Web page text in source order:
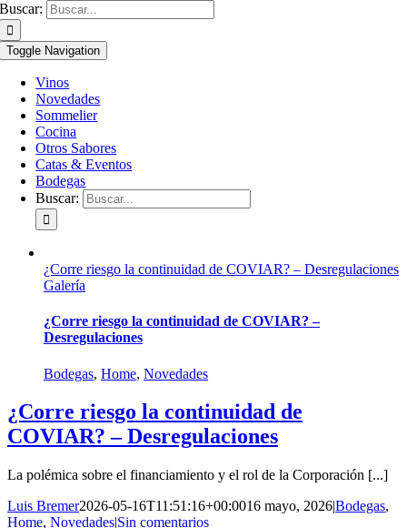
Buscar:
Toggle Navigation
Vinos
Novedades
Sommelier
Cocina
Otros Sabores
Catas & Eventos
Bodegas
Buscar:
¿Corre riesgo la continuidad de COVIAR? – Desregulaciones
Galería
¿Corre riesgo la continuidad de COVIAR? –
Desregulaciones
Bodegas, Home, Novedades
¿Corre riesgo la continuidad de
COVIAR? – Desregulaciones
La polémica sobre el financiamiento y el rol de la Corporación [...]
Luis Bremer2026-05-16T11:51:16+00:0016 mayo, 2026|Bodegas,
Home, Novedades|Sin comentarios